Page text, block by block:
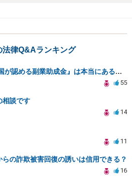
法律Q&Aランキング
LINEで見つけた『国が認める副業助成金』は本当にあるのですか？今それで訴えられそうでどうすれば？
55
相談です
14
11
の詐欺被害回復の誘いは信用できる？
16